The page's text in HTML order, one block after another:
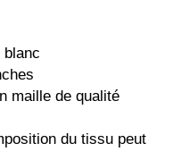
blanc
maille de qualité
du tissu peut